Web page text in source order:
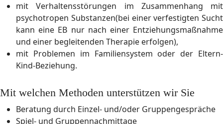
mit Verhaltensstörungen im Zusammenhang mit
psychotropen Substanzen(bei einer verfestigten Sucht
kann eine EB nur nach einer Entziehungsmaßnahme
und einer begleitenden Therapie erfolgen),
mit Problemen im Familiensystem oder der Eltern-
Kind-Beziehung.
Mit welchen Methoden unterstützen wir Sie
Beratung durch Einzel- und/oder Gruppengespräche
Spiel- und Gruppennachmittage